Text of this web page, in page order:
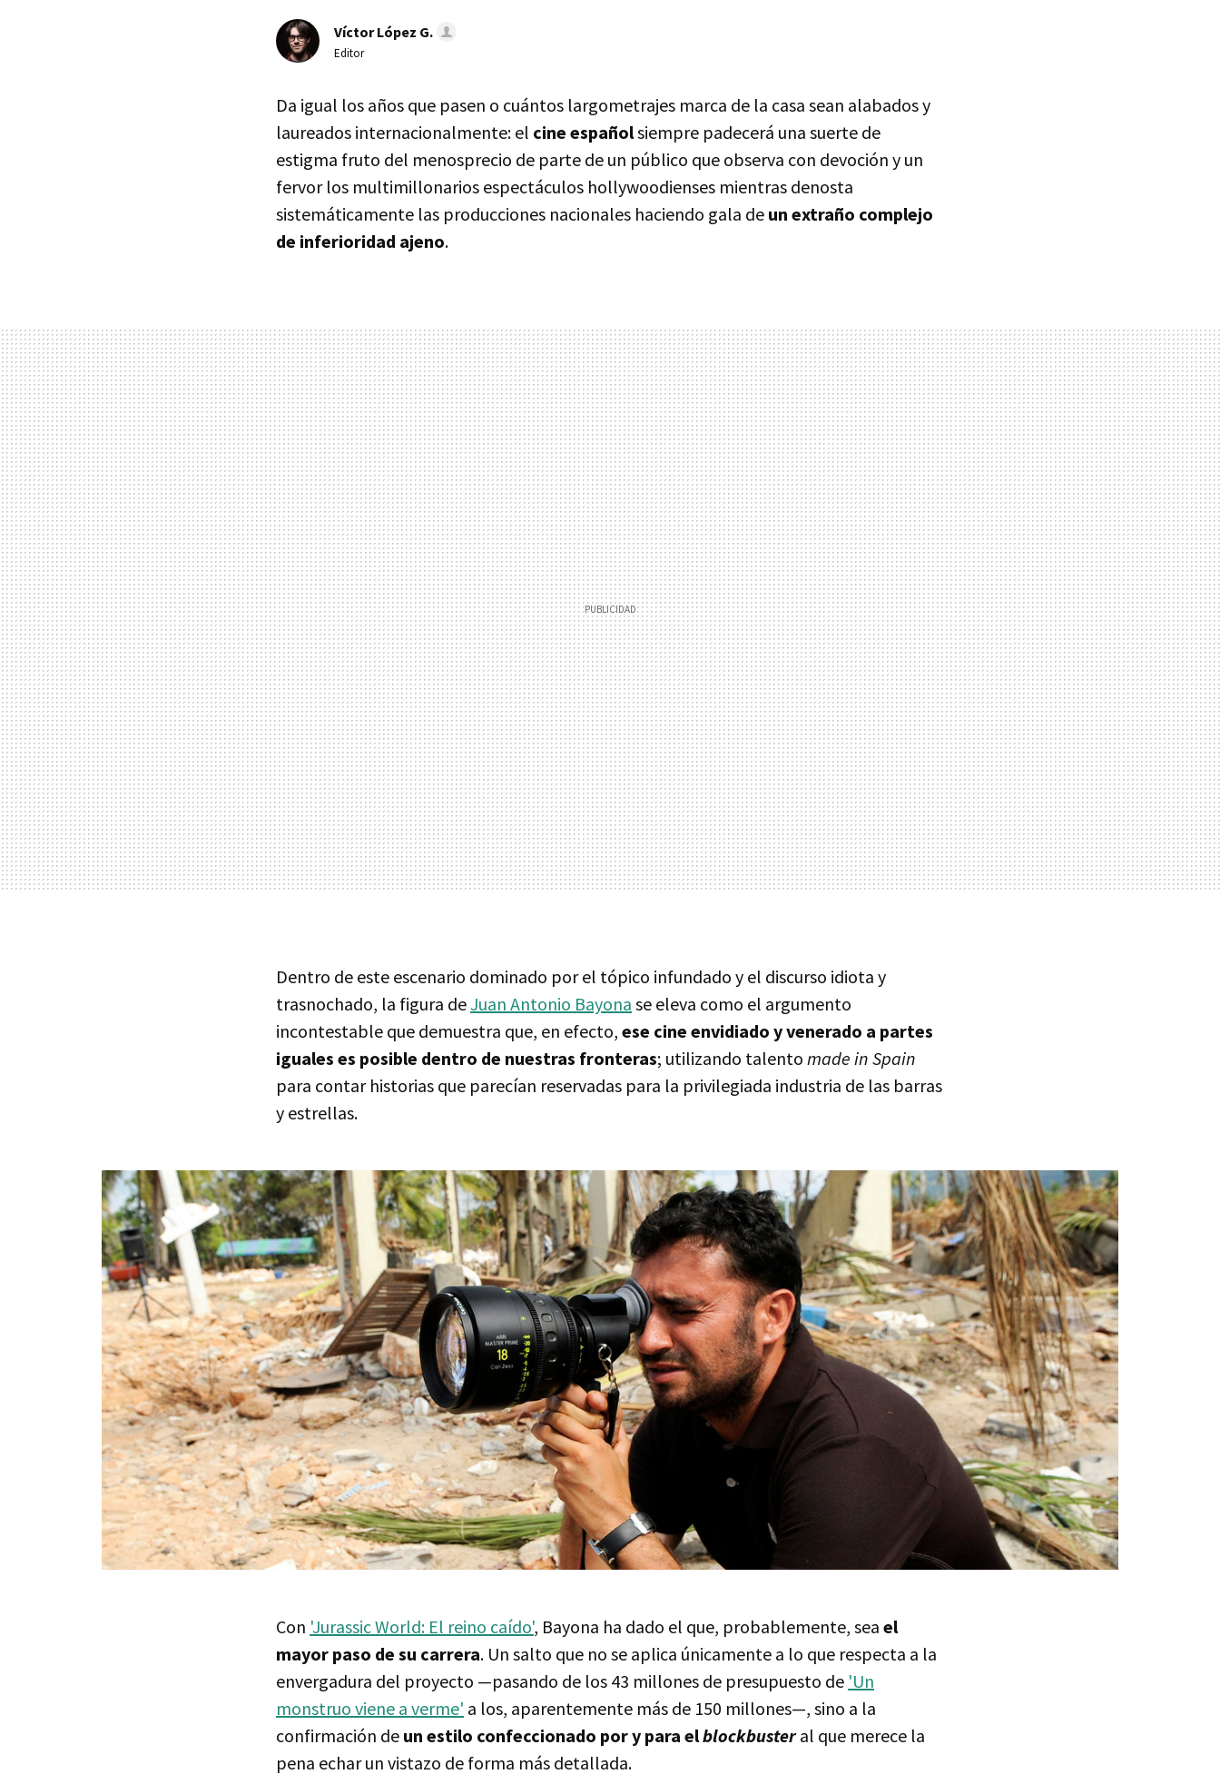
Víctor López G.
Editor
Da igual los años que pasen o cuántos largometrajes marca de la casa sean alabados y
laureados internacionalmente: el cine españolsiempre padecerá una suerte de
estigma fruto del menosprecio de parte de un público que observa con devoción y un
fervor los multimillonarios espectáculos hollywoodienses mientras denosta
sistemáticamente las producciones nacionales haciendo gala de un extraño complejo
de inferioridad ajeno.
Dentro de este escenario dominado por el tópico infundado y el discurso idiota y
trasnochado, la figura deJuan Antonio Bayona se eleva como el argumento
incontestable que demuestra que, en efecto, ese cine envidiado y venerado a partes
iguales es posible dentro de nuestras fronteras; utilizando talento made in Spain
para contar historias que parecían reservadas para la privilegiada industria de las barras
y estrellas.
Con 'Jurassic World: El reino caído', Bayona ha dado el que, probablemente, sea el
mayor paso de su carrera. Un salto que no se aplica únicamente a lo que respecta a la
envergadura del proyecto —pasando de los 43 millones de presupuesto de 'Un
monstruo viene a verme' a los, aparentemente más de 150 millones—, sino a la
confirmación de un estilo confeccionado por y para elblockbusteral que merece la
pena echar un vistazo de forma más detallada.